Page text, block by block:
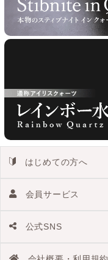
はじめての方へ
会員サービス
公式SNS